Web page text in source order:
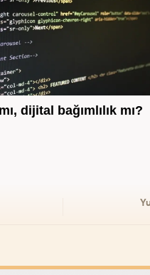
dijital bağımlılık mı?